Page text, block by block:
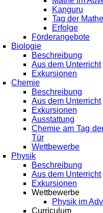
Kanguru
Tag der
Erfolge
Förderangebote
Biologie
Beschreibung
Aus dem Unterricht
Exkursionen
Chemie
Beschreibung
Aus dem Unterricht
Exkursionen
Ausstattung
Chemie am Tag
Tür
Wettbewerbe
Physik
Beschreibung
Aus dem Unterricht
Exkursionen
Wettbewerbe
Physik im
Curriculum